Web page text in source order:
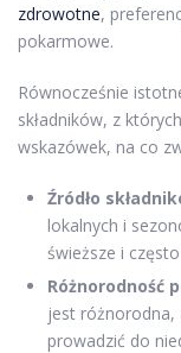
zdrowotne,
pokarmowe.
Równocześnie
składników, z
wskazówek, na co
Źródło
lokalnych i
świeższe i
Różnorodność
jest różnorodna,
prowadzić do